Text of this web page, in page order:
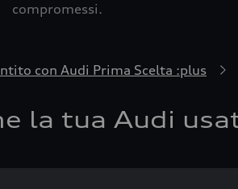
compromessi.
con Audi Prima Scelta :plus
la tua Audi